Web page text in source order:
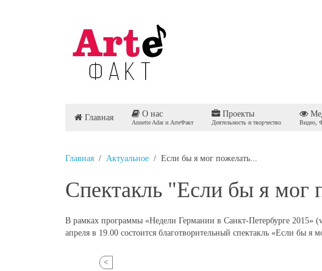
Главная О нас
Annette Adar и ArteФакт
Проекты
Деятельность и творчество Видео,
Главная Актуальное Если бы я мог пожелать...
Спектакль "Если бы я мог
В рамках программы «Недели Германии в Санкт-Петербурге
апреля в 19.00 состоится благотворительный спектакль «Если бы я
<